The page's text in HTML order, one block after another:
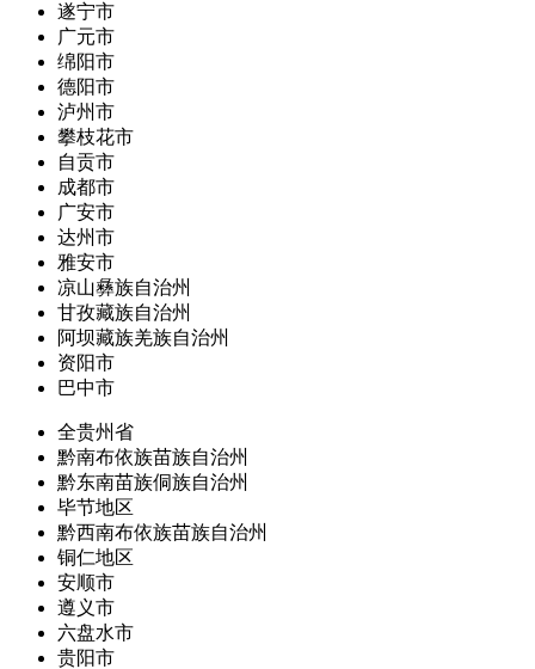
遂宁市
广元市
绵阳市
德阳市
泸州市
攀枝花市
自贡市
成都市
广安市
达州市
雅安市
凉山彝族自治州
甘孜藏族自治州
阿坝藏族羌族自治州
资阳市
巴中市
全贵州省
黔南布依族苗族自治州
黔东南苗族侗族自治州
毕节地区
黔西南布依族苗族自治州
铜仁地区
安顺市
遵义市
六盘水市
贵阳市